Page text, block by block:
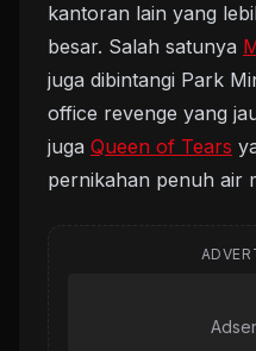
kantoran lain yang
besar. Salah satunya
juga dibintangi Park
office revenge yang
juga Queen of Tears
pernikahan penuh air